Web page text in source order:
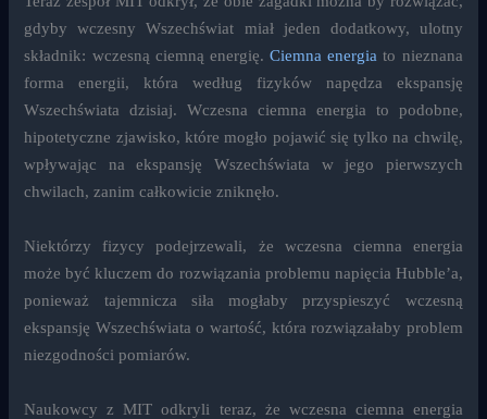
gdyby wczesny Wszechświat miał jeden dodatkowy, ulotny
składnik: wczesną ciemną energię.Ciemna energia to nieznana
forma energii, która według fizyków napędza ekspansję
Wszechświata dzisiaj. Wczesna ciemna energia to podobne,
hipotetyczne zjawisko, które mogło pojawić się tylko na chwilę,
wpływając na ekspansję Wszechświata w jego pierwszych
chwilach, zanim całkowicie zniknęło.
Niektórzy fizycy podejrzewali, że wczesna ciemna energia
może być kluczem do rozwiązania problemu napięcia Hubble’a,
ponieważ tajemnicza siła mogłaby przyspieszyć wczesną
ekspansję Wszechświata o wartość, która rozwiązałaby problem
niezgodności pomiarów.
Naukowcy z MIT odkryli teraz, że wczesna ciemna energia